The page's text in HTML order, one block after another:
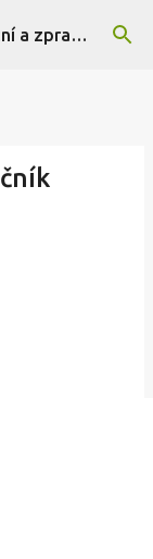
obec Petrovice u Karviné - Televizní a zpravodajský portál